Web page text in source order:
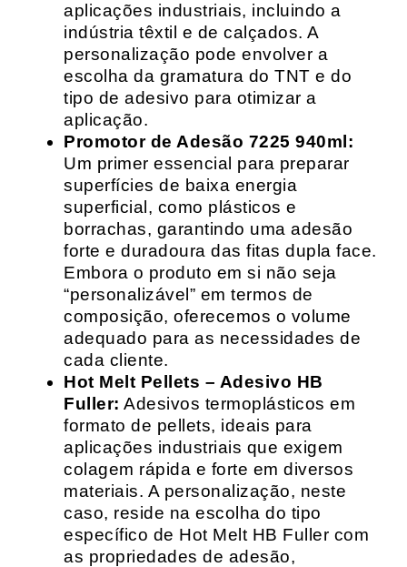
aplicações industriais, incluindo a
indústria têxtil e de calçados. A
personalização pode envolver a
escolha da gramatura do TNT e do
tipo de adesivo para otimizar a
aplicação.
Promotor de Adesão 7225 940ml:
Um primer essencial para preparar
superfícies de baixa energia
superficial, como plásticos e
borrachas, garantindo uma adesão
forte e duradoura das fitas dupla face.
Embora o produto em si não seja
“personalizável” em termos de
composição, oferecemos o volume
adequado para as necessidades de
cada cliente.
Hot Melt Pellets – Adesivo HB
Fuller: Adesivos termoplásticos em
formato de pellets, ideais para
aplicações industriais que exigem
colagem rápida e forte em diversos
materiais. A personalização, neste
caso, reside na escolha do tipo
específico de Hot Melt HB Fuller com
as propriedades de adesão,